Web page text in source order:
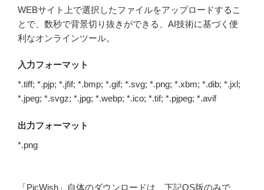
WEBサイト上で選択したファイルをアップロードするこ
とで、数秒で背景切り抜きができる、AI技術に基づく便
利なオンラインツール。
入力フォーマット
*.tiff; *.pjp; *.jfif; *.bmp; *.gif; *.svg; *.png; *.xbm; *.dib; *.jxl;
*.jpeg; *.svgz; *.jpg; *.webp; *.ico; *.tif; *.pjpeg; *.avif
出力フォーマット
*.png
「PicWish」自体のダウンロードは、下記OS版のみで